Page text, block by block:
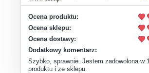
Ocena produktu:
Ocena sklepu:
Ocena dostawy:
Dodatkowy komentarz:
Szybko, sprawnie. Jestem zadowolona w
produktu i ze sklepu.